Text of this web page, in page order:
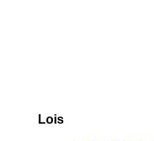
Lois